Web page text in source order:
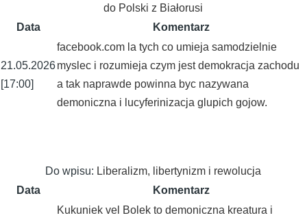
do Polski z Białorusi
Data
Komentarz
21.05.2026
[17:00]
facebook.com la tych co umieja samodzielnie
myslec i rozumieja czym jest demokracja zachodu
a tak naprawde powinna byc nazywana
demoniczna i lucyferinizacja glupich gojow.
Do wpisu: Liberalizm, libertynizm i rewolucja
Data
Komentarz
Kukuniek vel Bolek to demoniczna kreatura i